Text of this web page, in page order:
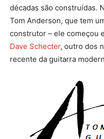
décadas são construídas.
Tom Anderson, que tem
construtor – ele começou
Dave Schecter, outro dos
recente da guitarra